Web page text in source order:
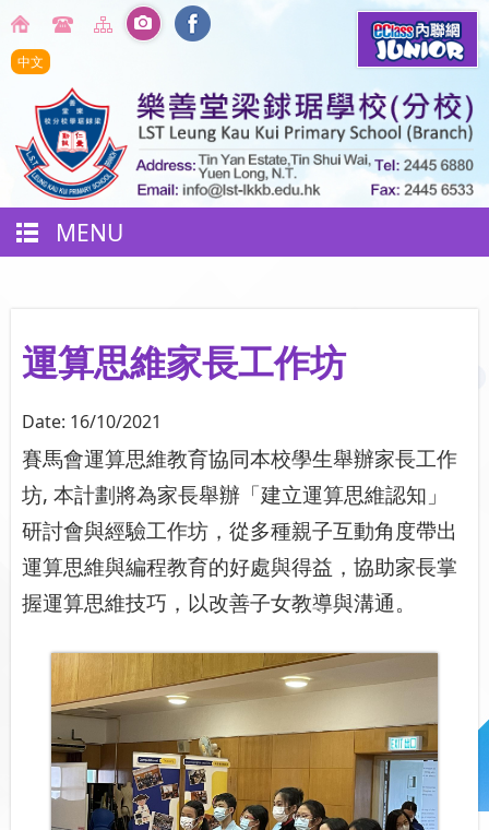
中文
MENU
運算思維家長工作坊
Date: 16/10/2021
賽馬會運算思維教育協同本校學生舉辦家長工作
坊, 本計劃將為家長舉辦「建立運算思維認知」
研討會與經驗工作坊，從多種親子互動角度帶出
運算思維與編程教育的好處與得益，協助家長掌
握運算思維技巧，以改善子女教導與溝通。